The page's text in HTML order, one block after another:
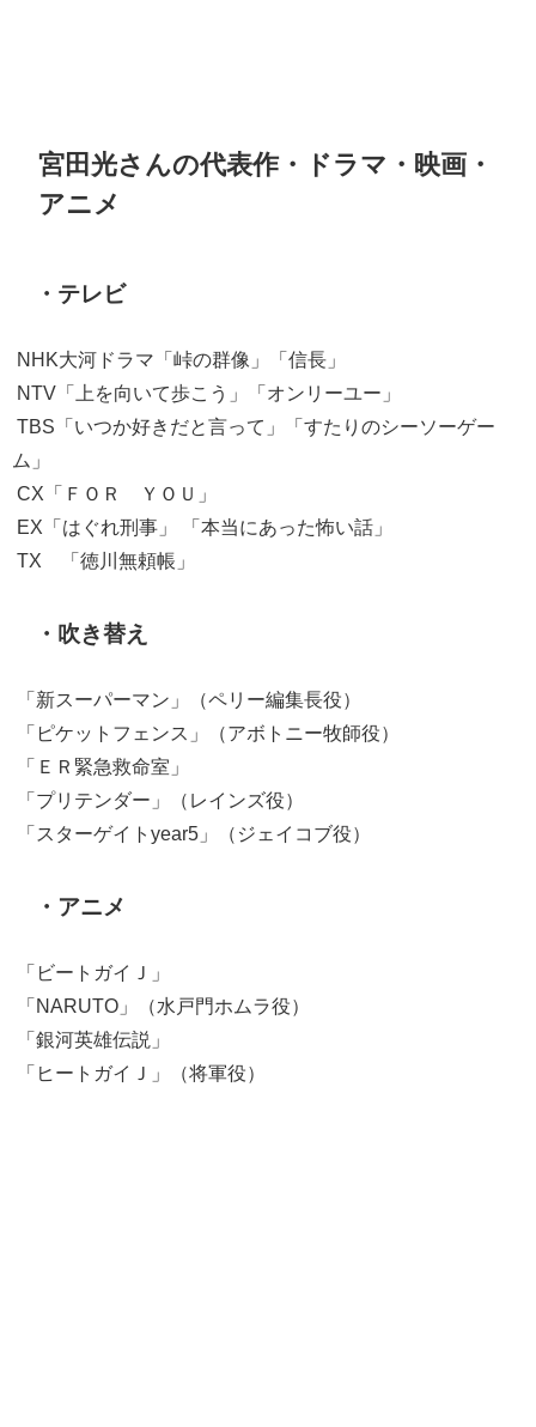
宮田光さんの代表作・ドラマ・映画・
アニメ
・テレビ
NHK大河ドラマ「峠の群像」「信長」
NTV「上を向いて歩こう」「オンリーユー」
TBS「いつか好きだと言って」「すたりのシーソーゲー
ム」
CX「ＦＯＲ ＹＯＵ」
EX「はぐれ刑事」 「本当にあった怖い話」
TX 「徳川無頼帳」
・吹き替え
「新スーパーマン」（ペリー編集長役）
「ピケットフェンス」（アボトニー牧師役）
「ＥＲ緊急救命室」
「プリテンダー」（レインズ役）
「スターゲイトyear5」（ジェイコブ役）
・アニメ
「ビートガイＪ」
「NARUTO」（水戸門ホムラ役）
「銀河英雄伝説」
「ヒートガイＪ」（将軍役）